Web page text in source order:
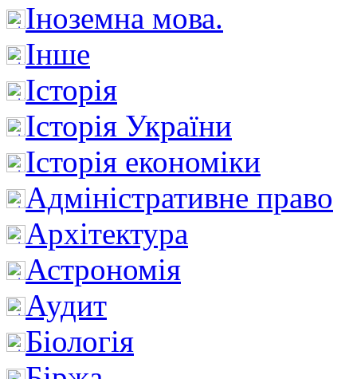
Іноземна мова.
Інше
Історія
Історія України
Історія економіки
Адміністративне право
Архітектура
Астрономія
Аудит
Біологія